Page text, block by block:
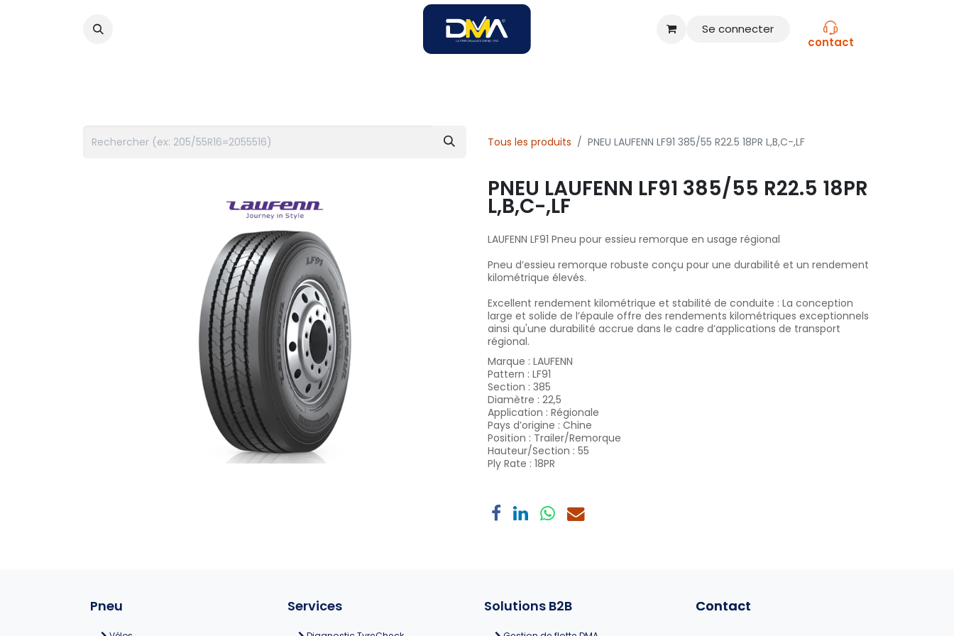
Se connecter
contact
Tous les produits PNEU LAUFENN LF91 385/55 R22.5 18PR L,B,C-,LF
PNEU LAUFENN LF91 385/55 R22.5 18PR
L,B,C-,LF
LAUFENN LF91 Pneu pour essieu remorque en usage régional
Pneu d’essieu remorque robuste conçu pour une durabilité et un rendement
kilométrique élevés.
Excellent rendement kilométrique et stabilité de conduite : La conception
large et solide de l’épaule offre des rendements kilométriques exceptionnels
ainsi qu'une durabilité accrue dans le cadre d’applications de transport
régional.
Marque : LAUFENN
Pattern : LF91
Section : 385
Diamètre : 22,5
Application : Régionale
Pays d’origine : Chine
Position : Trailer/Remorque
Hauteur/Section : 55
Ply Rate : 18PR
Services Solutions B2B Contact
Contact
Pneu